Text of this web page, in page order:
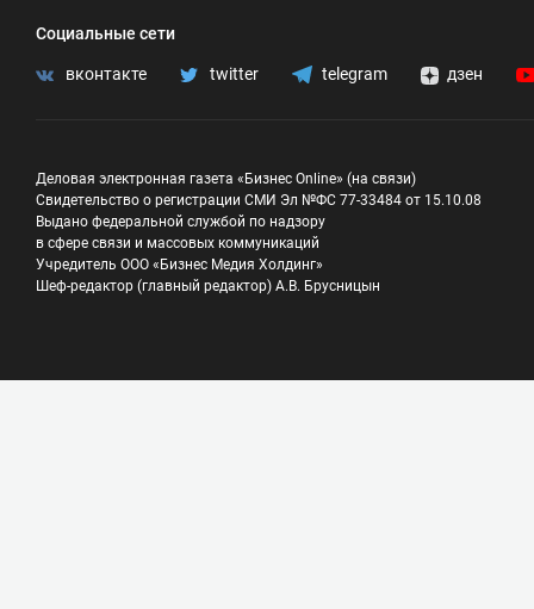
Социальные сети
вконтакте twitter telegram дзен
Деловая электронная газета «Бизнес Online» (на связи)
Свидетельство о регистрации СМИ Эл №ФС 77-33484 от 15.10.08
Выдано федеральной службой по надзору
в сфере связи и массовых коммуникаций
Учредитель ООО «Бизнес Медия Холдинг»
Шеф-редактор (главный редактор) А.В. Брусницын